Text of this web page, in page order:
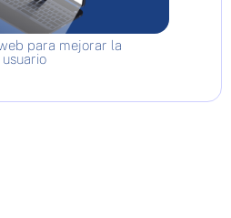
para mejorar la